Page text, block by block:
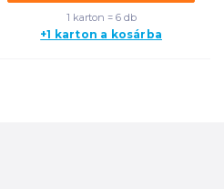
1 karton = 6 db
+1 karton a kosárba